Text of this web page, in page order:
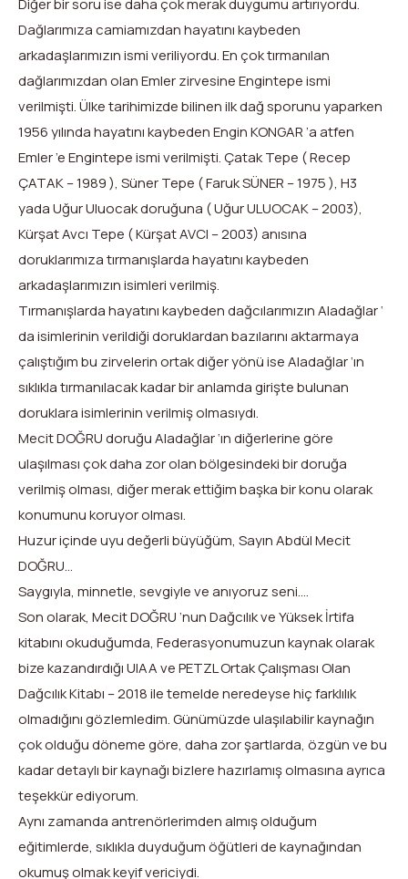
Diğer bir soru ise daha çok merak duygumu artırıyordu.
Dağlarımıza camiamızdan hayatını kaybeden
arkadaşlarımızın ismi veriliyordu. En çok tırmanılan
dağlarımızdan olan Emler zirvesine Engintepe ismi
verilmişti. Ülke tarihimizde bilinen ilk dağ sporunu yaparken
1956 yılında hayatını kaybeden Engin KONGAR ’a atfen
Emler ’e Engintepe ismi verilmişti. Çatak Tepe ( Recep
ÇATAK – 1989 ), Süner Tepe ( Faruk SÜNER – 1975 ), H3
yada Uğur Uluocak doruğuna ( Uğur ULUOCAK – 2003),
Kürşat Avcı Tepe ( Kürşat AVCI – 2003) anısına
doruklarımıza tırmanışlarda hayatını kaybeden
arkadaşlarımızın isimleri verilmiş.
Tırmanışlarda hayatını kaybeden dağcılarımızın Aladağlar ‘
da isimlerinin verildiği doruklardan bazılarını aktarmaya
çalıştığım bu zirvelerin ortak diğer yönü ise Aladağlar ‘ın
sıklıkla tırmanılacak kadar bir anlamda girişte bulunan
doruklara isimlerinin verilmiş olmasıydı.
Mecit DOĞRU doruğu Aladağlar ‘ın diğerlerine göre
ulaşılması çok daha zor olan bölgesindeki bir doruğa
verilmiş olması, diğer merak ettiğim başka bir konu olarak
konumunu koruyor olması.
Huzur içinde uyu değerli büyüğüm, Sayın Abdül Mecit
DOĞRU…
Saygıyla, minnetle, sevgiyle ve anıyoruz seni….
Son olarak, Mecit DOĞRU ’nun Dağcılık ve Yüksek İrtifa
kitabını okuduğumda, Federasyonumuzun kaynak olarak
bize kazandırdığı UIAA ve PETZL Ortak Çalışması Olan
Dağcılık Kitabı – 2018 ile temelde neredeyse hiç farklılık
olmadığını gözlemledim. Günümüzde ulaşılabilir kaynağın
çok olduğu döneme göre, daha zor şartlarda, özgün ve bu
kadar detaylı bir kaynağı bizlere hazırlamış olmasına ayrıca
teşekkür ediyorum.
Aynı zamanda antrenörlerimden almış olduğum
eğitimlerde, sıklıkla duyduğum öğütleri de kaynağından
okumuş olmak keyif vericiydi.